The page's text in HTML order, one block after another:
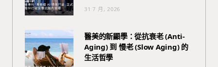
31 7 月, 2026
醫美的新顯學：從抗衰老 (Anti-
Aging) 到 慢老 (Slow Aging) 的
生活哲學